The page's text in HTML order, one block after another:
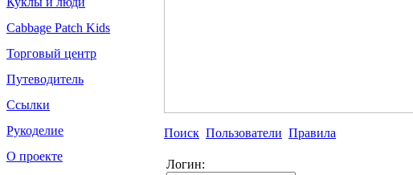
Cabbage Patch Kids
Торговый центр
Путеводитель
Ссылки
Рукоделие
О проекте
Поиск Пользователи Правила
Логин: